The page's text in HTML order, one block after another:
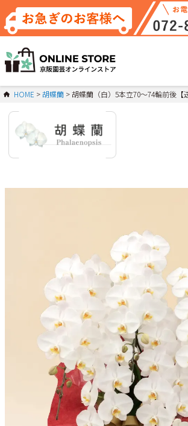
ゲスト 様こ
会員登録
お問い合わせ
会社概要
特定商取引法に基づく
個人情報の取扱いにつ
HOME 胡蝶蘭 胡蝶蘭（白）5本立70～74輪前後【